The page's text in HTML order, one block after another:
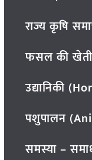
राज्य कृषि
फसल की
उद्यानिकी
पशुपालन
समस्या –